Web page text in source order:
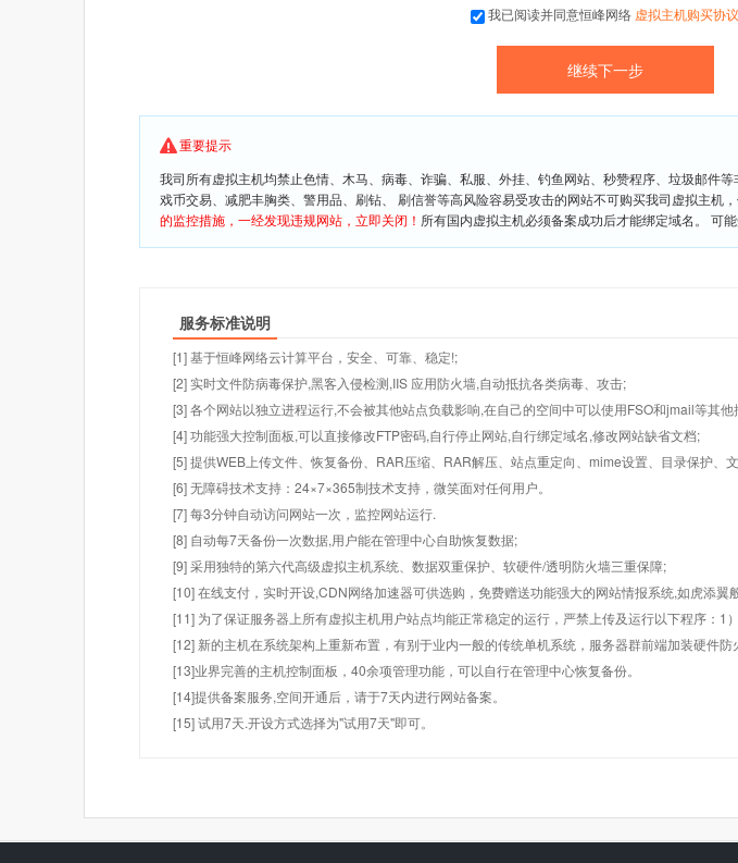
我已阅读并同意恒峰网络 虚拟主机购买协议
重要提示
我司所有虚拟主机均禁止色情、木马、病毒、诈骗、私服、外挂、钓鱼网站、秒赞程序、垃圾邮件
戏币交易、减肥丰胸类、警用品、刷钻、 刷信誉等高风险容易受攻击的网站不可购买我司虚拟主机
的监控措施，一经发现违规网站，立即关闭！ 所有国内虚拟主机必须备案成功后才能绑定域名。 可
服务标准说明
[1] 基于恒峰网络云计算平台，安全、可靠、稳定!;
[2] 实时文件防病毒保护,黑客入侵检测,IIS 应用防火墙,自动抵抗各类病毒、攻击;
[3] 各个网站以独立进程运行,不会被其他站点负载影响,在自己的空间中可以使用FSO和jmail等其他
[4] 功能强大控制面板,可以直接修改FTP密码,自行停止网站,自行绑定域名,修改网站缺省文档;
[5] 提供WEB上传文件、恢复备份、RAR压缩、RAR解压、站点重定向、mime设置、目录保护
[6] 无障碍技术支持：24×7×365制技术支持，微笑面对任何用户。
[7] 每3分钟自动访问网站一次，监控网站运行.
[8] 自动每7天备份一次数据,用户能在管理中心自助恢复数据;
[9] 采用独特的第六代高级虚拟主机系统、数据双重保护、软硬件/透明防火墙三重保障;
[10] 在线支付，实时开设,CDN网络加速器可供选购，免费赠送功能强大的网站情报系统,如虎添翼
[11] 为了保证服务器上所有虚拟主机用户站点均能正常稳定的运行，严禁上传及运行以下程序：
[12] 新的主机在系统架构上重新布置，有别于业内一般的传统单机系统，服务器群前端加装硬件
[13]业界完善的主机控制面板，40余项管理功能，可以自行在管理中心恢复备份。
[14]提供备案服务,空间开通后，请于7天内进行网站备案。
[15] 试用7天.开设方式选择为"试用7天"即可。